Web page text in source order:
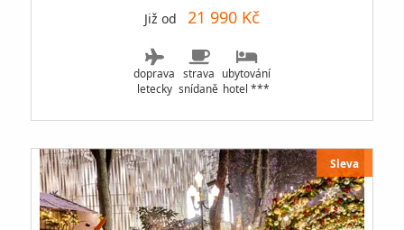
Již od 21 990 Kč
doprava
letecky
strava
snídaně
ubytování
hotel ***
Sleva